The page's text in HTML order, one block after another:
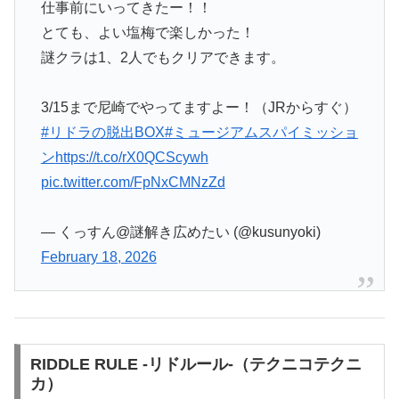
仕事前にいってきたー！！
とても、よい塩梅で楽しかった！
謎クラは1、2人でもクリアできます。
3/15まで尼崎でやってますよー！（JRからすぐ）
#リドラの脱出BOX#ミュージアムスパイミッショ
ンhttps://t.co/rX0QCScywh
pic.twitter.com/FpNxCMNzZd
— くっすん@謎解き広めたい (@kusunyoki)
February 18, 2026
RIDDLE RULE -リドルール-（テクニコテクニ
カ）